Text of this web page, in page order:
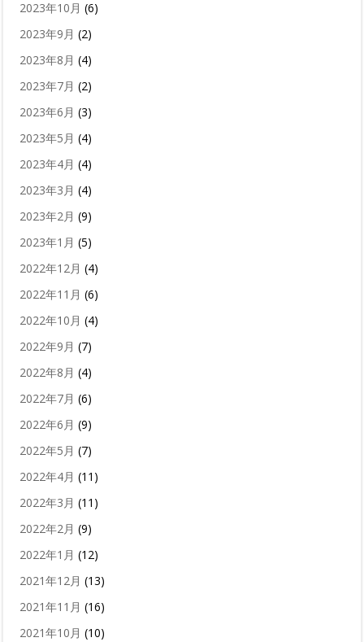
2023年10月 (6)
2023年9月 (2)
2023年8月 (4)
2023年7月 (2)
2023年6月 (3)
2023年5月 (4)
2023年4月 (4)
2023年3月 (4)
2023年2月 (9)
2023年1月 (5)
2022年12月 (4)
2022年11月 (6)
2022年10月 (4)
2022年9月 (7)
2022年8月 (4)
2022年7月 (6)
2022年6月 (9)
2022年5月 (7)
2022年4月 (11)
2022年3月 (11)
2022年2月 (9)
2022年1月 (12)
2021年12月 (13)
2021年11月 (16)
2021年10月 (10)